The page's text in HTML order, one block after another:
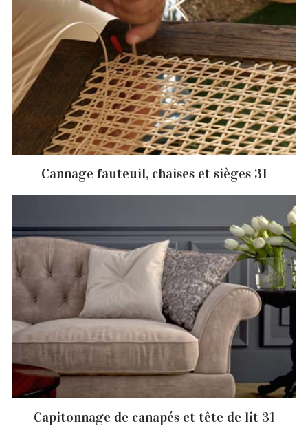
Cannage fauteuil, chaises et sièges 31
Capitonnage de canapés et tête de lit 31